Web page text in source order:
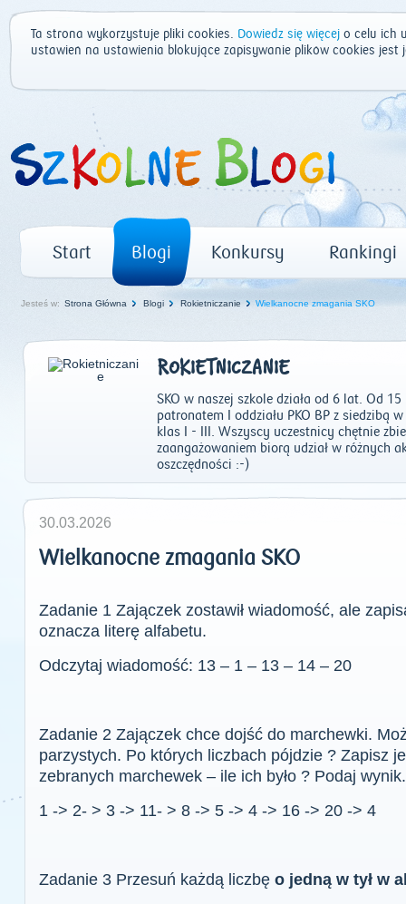
Ta strona wykorzystuje pliki cookies. Dowiedz się więcej o celu ich
ustawień na ustawienia blokujące zapisywanie plików cookies
Start Blogi Konkursy Rankingi
Jesteś w: Strona Główna Blogi Rokietniczanie Wielkanocne zmagania SKO
ROKIETNICZANIE
SKO w naszej szkole działa od 6 lat. Od
patronatem I oddziału PKO BP z siedzibą
klas I - III. Wszyscy uczestnicy chętnie
zaangażowaniem biorą udział w różnych
oszczędności :-)
30.03.2026
Wielkanocne zmagania SKO
Zadanie 1 Zajączek zostawił wiadomość, ale
oznacza literę alfabetu.
Odczytaj wiadomość: 13 – 1 – 13 – 14 – 20
Zadanie 2 Zajączek chce dojść do marchewki.
parzystych. Po których liczbach pójdzie ? Zapisz
zebranych marchewek – ile ich było ? Podaj wynik.
1 -> 2- > 3 -> 11- > 8 -> 5 -> 4 -> 16 -> 20 -> 4
Zadanie 3 Przesuń każdą liczbę o jedną w tył w